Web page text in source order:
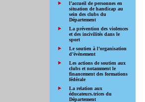
l’accueil de personnes en
situation de handicap au
sein des clubs du
Département
La prévention des violences
et des incivilités dans le
sport
Le soutien à l’organisation
d’évènement
Les actions de soutien aux
clubs et notamment le
financement des formations
fédérale
La relation aux
éducateurs.trices du
Département